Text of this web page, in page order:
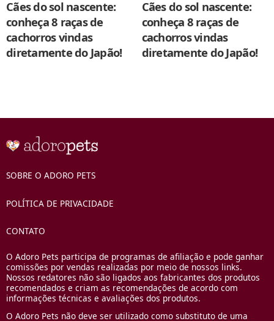
Cães do sol nascente:
conheça 8 raças de
cachorros vindas
diretamente do Japão!
Cães do sol nascente:
conheça 8 raças de
cachorros vindas
diretamente do Japão!
SOBRE O ADORO PETS
POLÍTICA DE PRIVACIDADE
CONTATO
O Adoro Pets participa de programas de afiliação e pode ganhar
comissões por vendas realizadas por meio de nossos links.
Nossos redatores não são ligados aos fabricantes dos produtos
recomendados e criam as recomendações de acordo com
informações técnicas e avaliações dos produtos.
O Adoro Pets não deve ser utilizado como substituto de uma